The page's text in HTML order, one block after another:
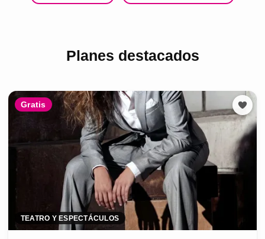
Planes destacados
Gratis
TEATRO Y ESPECTÁCULOS